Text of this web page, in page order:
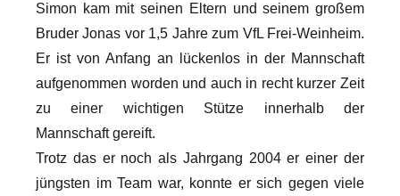
Simon kam mit seinen Eltern und seinem großem
Bruder Jonas vor 1,5 Jahre zum VfL Frei-Weinheim.
Er ist von Anfang an lückenlos in der Mannschaft
aufgenommen worden und auch in recht kurzer Zeit
zu einer wichtigen Stütze innerhalb der
Mannschaft gereift.
Trotz das er noch als Jahrgang 2004 er einer der
jüngsten im Team war, konnte er sich gegen viele